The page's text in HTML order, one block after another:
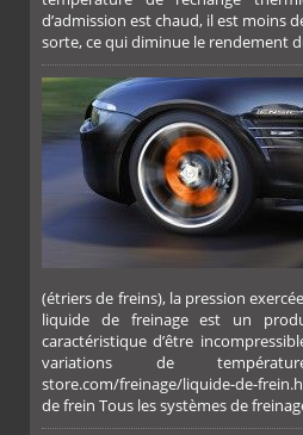
d’admission est chaud, il est moins
sorte, ce qui diminue le rendement
(étriers de freins), la pression
liquide de freinage est un
caractéristique d’être
variations de
store.com/freinage/liquide-de-
de frein Tous les systèmes de